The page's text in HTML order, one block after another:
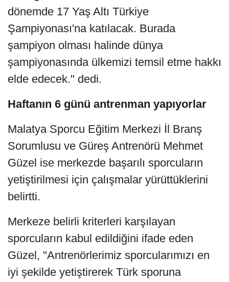
dönemde 17 Yaş Altı Türkiye
Şampiyonası'na katılacak. Burada
şampiyon olması halinde dünya
şampiyonasında ülkemizi temsil etme hakkı
elde edecek." dedi.
Haftanın 6 günü antrenman yapıyorlar
Malatya Sporcu Eğitim Merkezi İl Branş
Sorumlusu ve Güreş Antrenörü Mehmet
Güzel ise merkezde başarılı sporcuların
yetiştirilmesi için çalışmalar yürüttüklerini
belirtti.
Merkeze belirli kriterleri karşılayan
sporcuların kabul edildiğini ifade eden
Güzel, "Antrenörlerimiz sporcularımızı en
iyi şekilde yetiştirerek Türk sporuna